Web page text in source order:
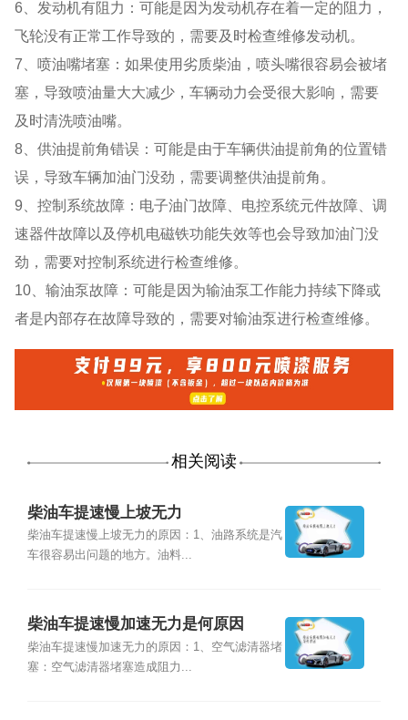
6、发动机有阻力：可能是因为发动机存在着一定的阻力，
飞轮没有正常工作导致的，需要及时检查维修发动机。
7、喷油嘴堵塞：如果使用劣质柴油，喷头嘴很容易会被堵
塞，导致喷油量大大减少，车辆动力会受很大影响，需要
及时清洗喷油嘴。
8、供油提前角错误：可能是由于车辆供油提前角的位置错
误，导致车辆加油门没劲，需要调整供油提前角。
9、控制系统故障：电子油门故障、电控系统元件故障、调
速器件故障以及停机电磁铁功能失效等也会导致加油门没
劲，需要对控制系统进行检查维修。
10、输油泵故障：可能是因为输油泵工作能力持续下降或
者是内部存在故障导致的，需要对输油泵进行检查维修。
相关阅读
柴油车提速慢上坡无力
柴油车提速慢上坡无力的原因：1、油路系统是汽
车很容易出问题的地方。油料...
柴油车提速慢加速无力是何原因
柴油车提速慢加速无力的原因：1、空气滤清器堵
塞：空气滤清器堵塞造成阻力...